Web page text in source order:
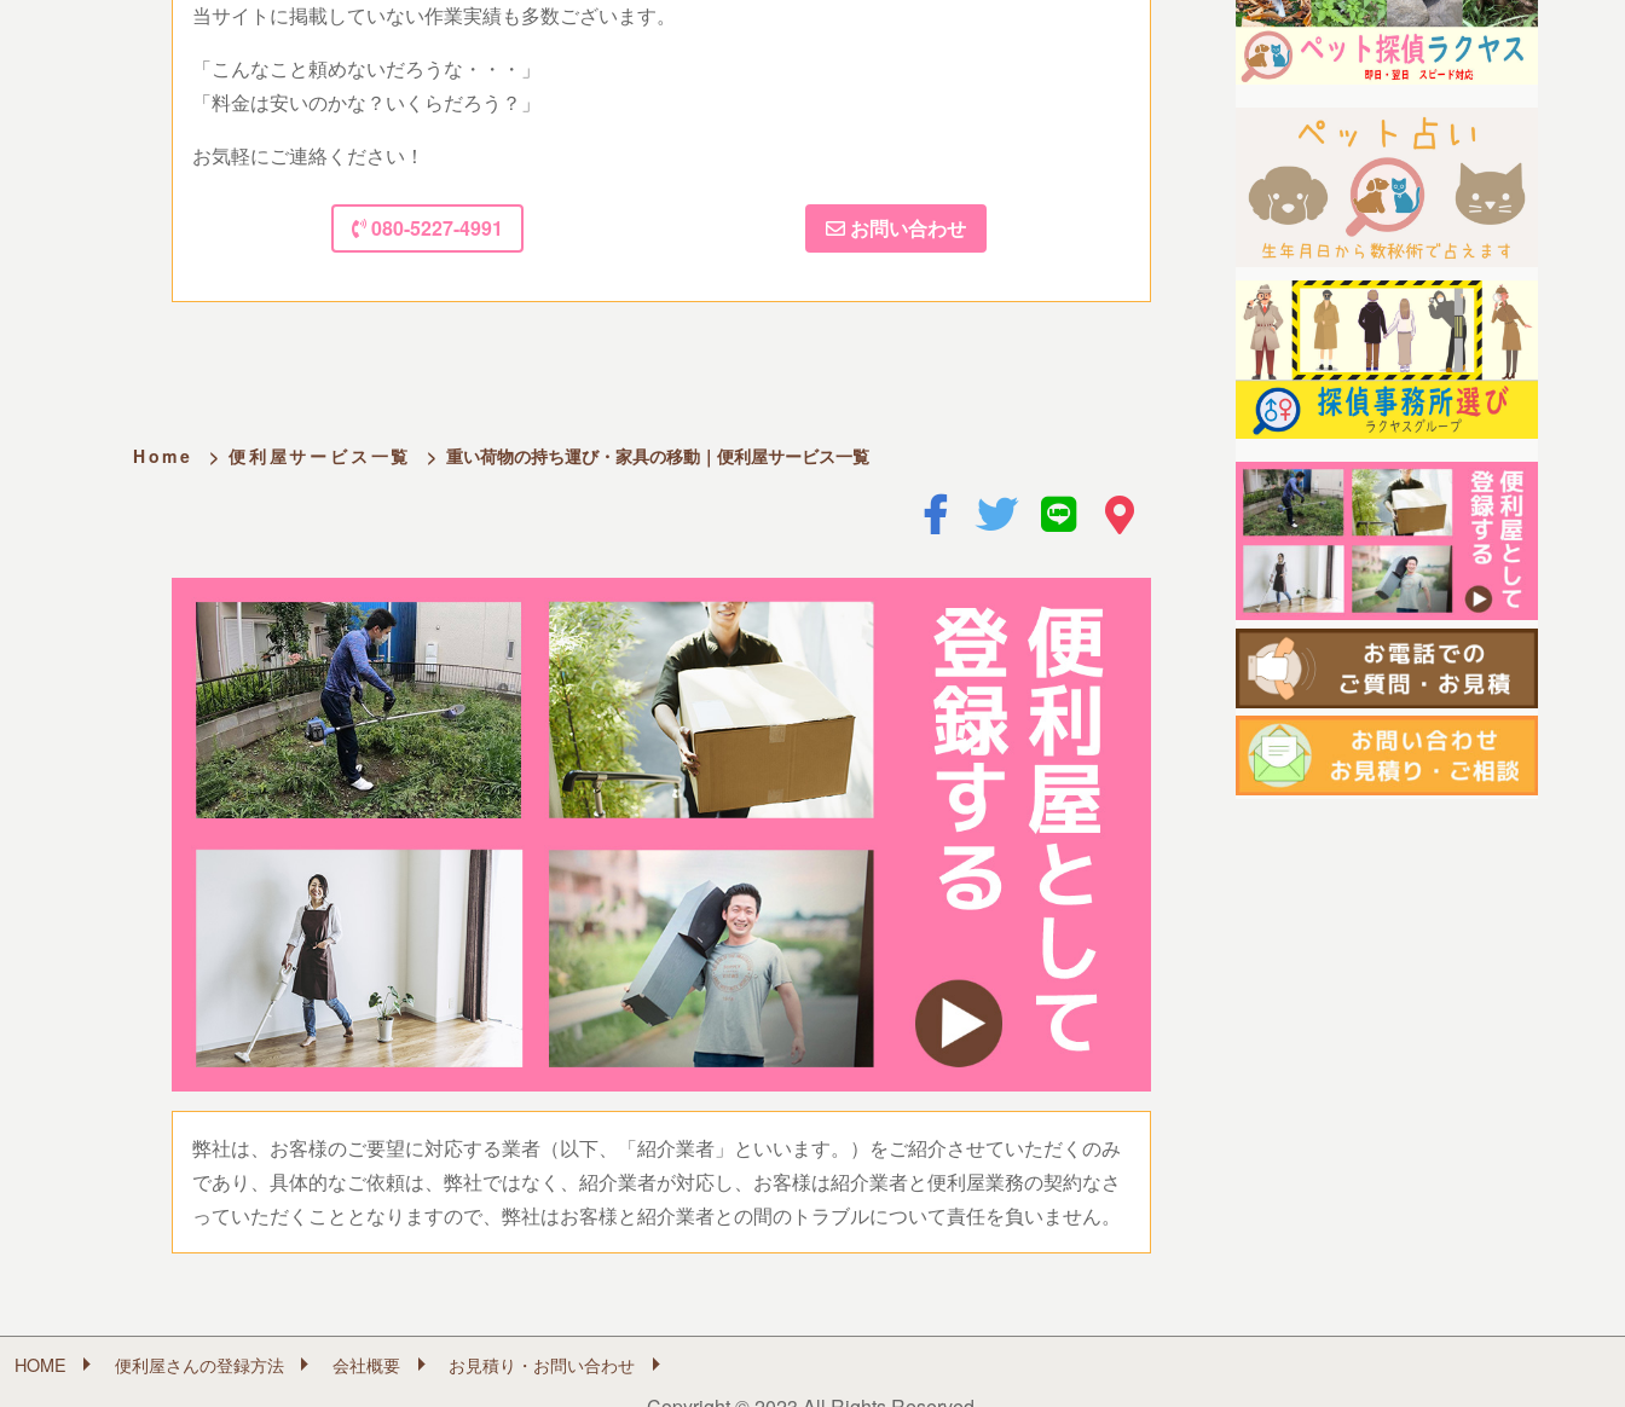
当サイトに掲載していない作業実績も多数ございます。
「こんなこと頼めないだろうな・・・」
「料金は安いのかな？いくらだろう？」
お気軽にご連絡ください！
080-5227-4991 お問い合わせ
Home > 便利屋サービス一覧 > 重い荷物の持ち運び・家具の移動｜便利屋サービス一覧
弊社は、お客様のご要望に対応する業者（以下、「紹介業者」といいます。）をご紹介させていただくのみ
であり、具体的なご依頼は、弊社ではなく、紹介業者が対応し、お客様は紹介業者と便利屋業務の契約なさ
っていただくこととなりますので、弊社はお客様と紹介業者との間のトラブルについて責任を負いません。
HOME 便利屋さんの登録方法 会社概要 お見積り・お問い合わせ